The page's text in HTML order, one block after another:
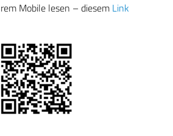
Mobile lesen – diesem Link